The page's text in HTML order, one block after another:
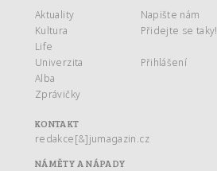
Aktuality
Kultura
Life
Univerzita
Alba
Zprávičky
Napište nám
Přidejte se taky!
Přihlášení
KONTAKT
redakce[&]jumagazin.cz
NÁMĚTY A NÁPADY